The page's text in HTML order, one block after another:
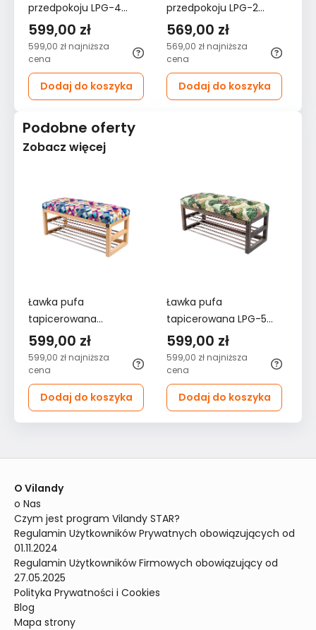
przedpokoju LPG-4
40x45x45 cm ławka
tapicerowana stelaż
orzech ekoskóra
czarna
599,00 zł
599,00 zł najniższa
cena
Dodaj do koszyka
przedpokoju LPG-2
55x35x45 cm ławka
tapicerowana nogi
czarne tkanina Piano
06 bordowy
569,00 zł
569,00 zł najniższa
cena
Dodaj do koszyka
Podobne oferty
Zobacz więcej
Ławka pufa
tapicerowana
50x45x30 cm z
siedziskiem gładkim
stelaż naturalny do
przedpokoju kolorowe
trójkąty
599,00 zł
599,00 zł najniższa
cena
Dodaj do koszyka
Ławka pufa
tapicerowana LPG-5
50x45x30 cm z
siedziskiem gładkim do
przedpokoju stelaż
bejca popiel zielony
tropik
599,00 zł
599,00 zł najniższa
cena
Dodaj do koszyka
O Vilandy
o Nas
Czym jest program Vilandy STAR?
Regulamin Użytkowników Prywatnych obowiązujących od
01.11.2024
Regulamin Użytkowników Firmowych obowiązujący od
27.05.2025
Polityka Prywatności i Cookies
Blog
Mapa strony